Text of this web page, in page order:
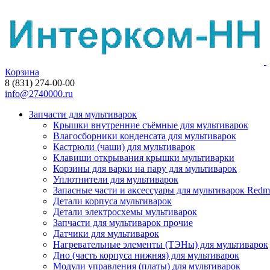
Корзина
8 (831) 274-00-00
info@2740000.ru
Запчасти для мультиварок
Крышки внутренние съёмные для мультиварок
Влагосборники конденсата для мультиварок
Кастрюли (чаши) для мультиварок
Клавиши открывания крышки мультиварки
Корзины для варки на пару для мультиварок
Уплотнители для мультиварок
Запасные части и аксессуары для мультиварок
Детали корпуса мультиварок
Детали электросхемы мультиварок
Запчасти для мультиварок прочие
Датчики для мультиварок
Нагревательные элементы (ТЭНы) для мультиварок
Дно (часть корпуса нижняя) для мультиварок
Модули управления (платы) для мультиварок